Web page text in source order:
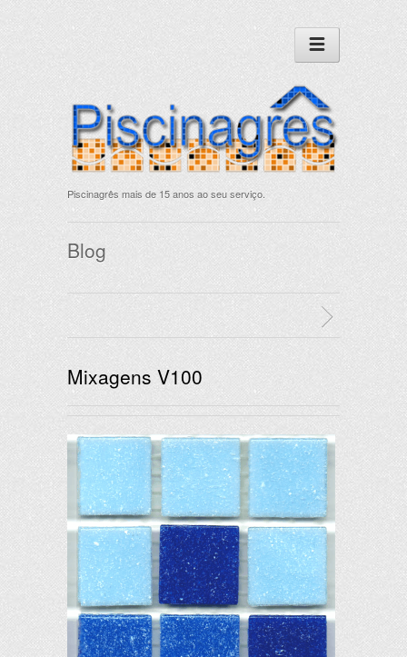
Piscinagrês mais de 15 anos ao seu serviço.
Blog
Mixagens V100